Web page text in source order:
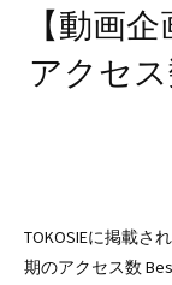
【動画
アクセ
TOKOSIEに掲載さ
期のアクセス数